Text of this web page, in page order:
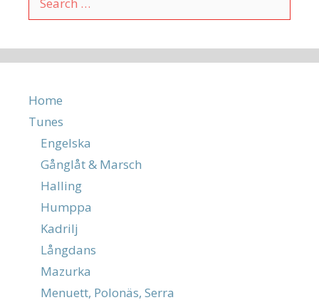
for:
Home
Tunes
Engelska
Gånglåt & Marsch
Halling
Humppa
Kadrilj
Långdans
Mazurka
Menuett, Polonäs, Serra